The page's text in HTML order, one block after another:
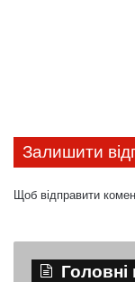
Залишити
Щоб відправити